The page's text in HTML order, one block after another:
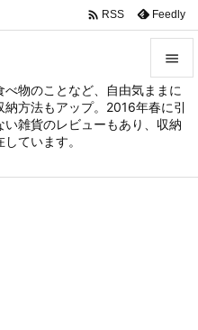
物のことなど、自由気ままに
方法もアップ。2016年春に引
雑貨のレビューもあり、収納
ています。


メニュ
 RSS Feedly